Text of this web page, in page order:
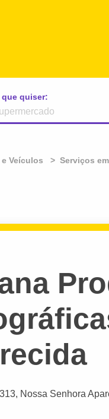
que quiser:
Veículos Serviços
313, Nossa Senhora